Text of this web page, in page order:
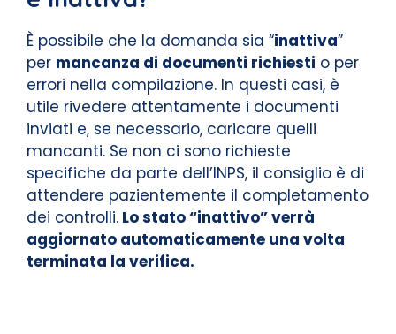
È possibile che la domanda sia “inattiva”
per mancanza di documenti richiesti o per
errori nella compilazione. In questi casi, è
utile rivedere attentamente i documenti
inviati e, se necessario, caricare quelli
mancanti. Se non ci sono richieste
specifiche da parte dell’INPS, il consiglio è di
attendere pazientemente il completamento
dei controlli. Lo stato “inattivo” verrà
aggiornato automaticamente una volta
terminata la verifica.